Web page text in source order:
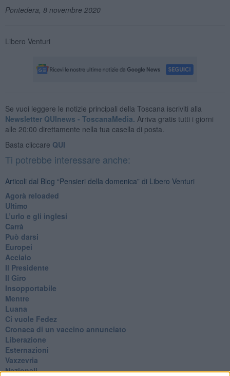
Pontedera, 8 novembre 2020
Libero Venturi
Se vuoi leggere le notizie principali della Toscana iscriviti alla
Newsletter QUInews - ToscanaMedia. Arriva gratis tutti i giorni
alle 20:00 direttamente nella tua casella di posta.
Basta cliccare QUI
Ti potrebbe interessare anche:
Articoli dal Blog “Pensieri della domenica” di Libero Venturi
​Agorà reloaded
Ultimo
​L’urlo e gli inglesi
Carrà
Può darsi
Europei
Acciaio
Il Presidente
​Il Giro
Insopportabile
​Mentre
Luana
​Ci vuole Fedez
​Cronaca di un vaccino annunciato
​Liberazione
Esternazioni
Vaxzevria
Nazionali